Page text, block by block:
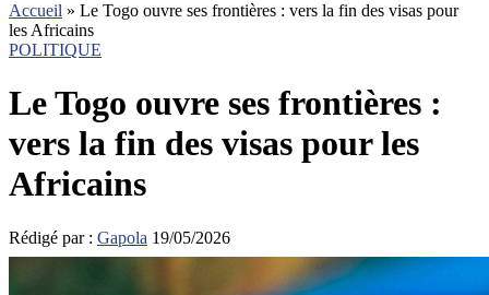
Accueil » Le Togo ouvre ses frontières : vers la fin des visas pour
les Africains
POLITIQUE
Le Togo ouvre ses frontières :
vers la fin des visas pour les
Africains
Rédigé par : Gapola 19/05/2026